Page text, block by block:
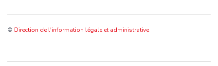
© Direction de l'information légale et administrative